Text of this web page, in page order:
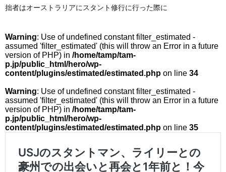
拙者はオーストラリアにスタント修行に行った際に